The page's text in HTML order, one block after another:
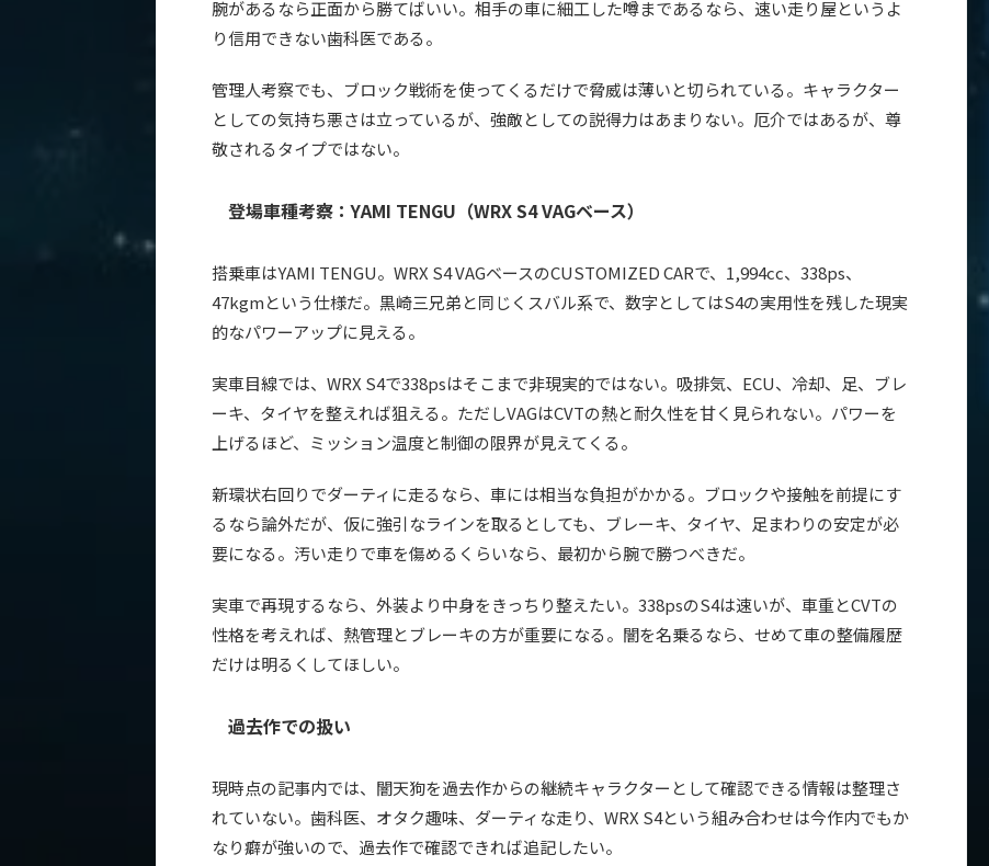
腕があるなら正面から勝てばいい。相手の車に細工した噂まであるなら、速い走り屋というよ
り信用できない歯科医である。
管理人考察でも、ブロック戦術を使ってくるだけで脅威は薄いと切られている。キャラクター
としての気持ち悪さは立っているが、強敵としての説得力はあまりない。厄介ではあるが、尊
敬されるタイプではない。
登場車種考察：YAMI TENGU（WRX S4 VAGベース）
搭乗車はYAMI TENGU。WRX S4 VAGベースのCUSTOMIZED CARで、1,994cc、338ps、
47kgmという仕様だ。黒崎三兄弟と同じくスバル系で、数字としてはS4の実用性を残した現実
的なパワーアップに見える。
実車目線では、WRX S4で338psはそこまで非現実的ではない。吸排気、ECU、冷却、足、ブレ
ーキ、タイヤを整えれば狙える。ただしVAGはCVTの熱と耐久性を甘く見られない。パワーを
上げるほど、ミッション温度と制御の限界が見えてくる。
新環状右回りでダーティに走るなら、車には相当な負担がかかる。ブロックや接触を前提にす
るなら論外だが、仮に強引なラインを取るとしても、ブレーキ、タイヤ、足まわりの安定が必
要になる。汚い走りで車を傷めるくらいなら、最初から腕で勝つべきだ。
実車で再現するなら、外装より中身をきっちり整えたい。338psのS4は速いが、車重とCVTの
性格を考えれば、熱管理とブレーキの方が重要になる。闇を名乗るなら、せめて車の整備履歴
だけは明るくしてほしい。
過去作での扱い
現時点の記事内では、闇天狗を過去作からの継続キャラクターとして確認できる情報は整理さ
れていない。歯科医、オタク趣味、ダーティな走り、WRX S4という組み合わせは今作内でもか
なり癖が強いので、過去作で確認できれば追記したい。